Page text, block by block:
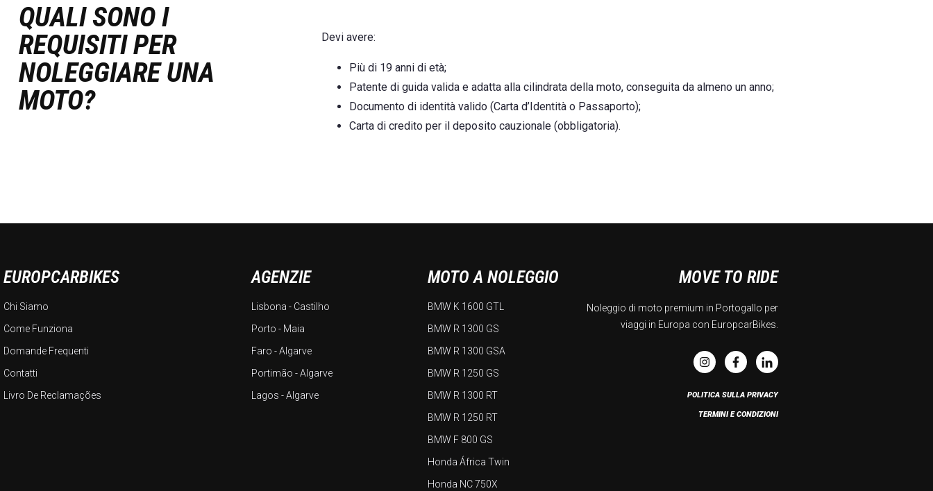
QUALI SONO I
REQUISITI PER
NOLEGGIARE UNA
MOTO?
Devi avere:
Più di 19 anni di età;
Patente di guida valida e adatta alla cilindrata della moto, conseguita da almeno un anno;
Documento di identità valido (Carta d’Identità o Passaporto);
Carta di credito per il deposito cauzionale (obbligatoria).
EUROPCARBIKES
Chi Siamo
Come Funziona
Domande Frequenti
Contatti
Livro De Reclamações
AGENZIE
Lisbona - Castilho
Porto - Maia
Faro - Algarve
Portimão - Algarve
Lagos - Algarve
MOTO A NOLEGGIO
BMW K 1600 GTL
BMW R 1300 GS
BMW R 1300 GSA
BMW R 1250 GS
BMW R 1300 RT
BMW R 1250 RT
BMW F 800 GS
Honda África Twin
Honda NC 750X
MOVE TO RIDE
Noleggio di moto premium in Portogallo per
viaggi in Europa con EuropcarBikes.
POLITICA SULLA PRIVACY
TERMINI E CONDIZIONI